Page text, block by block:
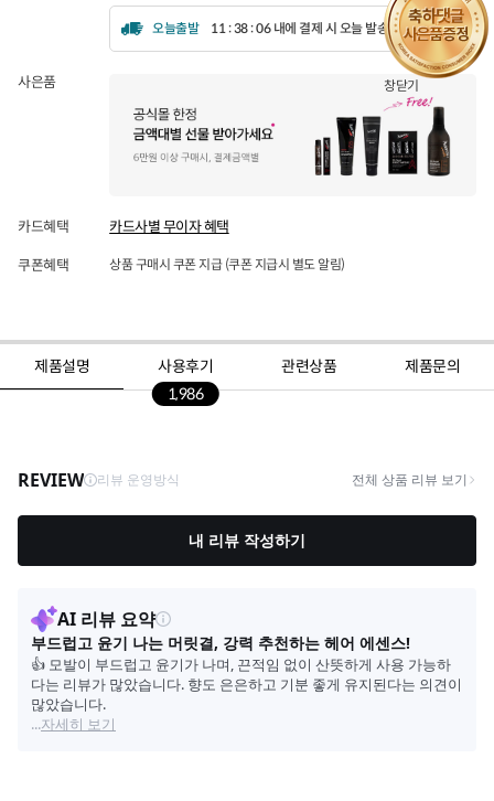
창닫기
오늘출발 11 : 38 : 02 내에 결제 시 오늘 발송됩니다.
사은품
카드혜택 카드사별 무이자 혜택
쿠폰혜택 상품 구매시 쿠폰 지급 (쿠폰 지급시 별도 알림)
제품설명
사용후기
1,986
관련상품 제품문의